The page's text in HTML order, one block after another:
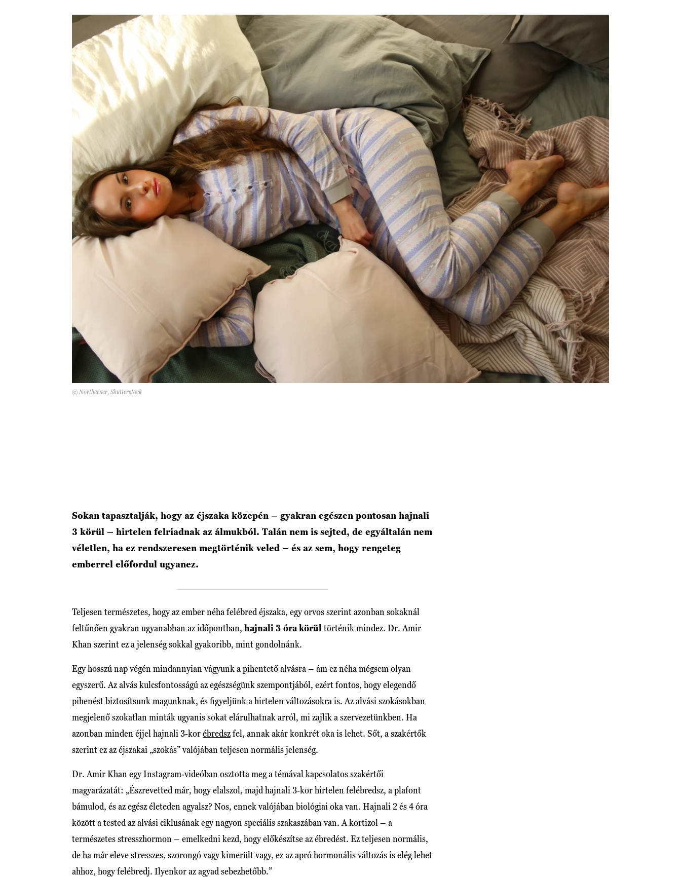
© Northerner, Shutterstock
Sokan tapasztalják, hogy az éjszaka közepén – gyakran egészen pontosan hajnali
3 körül – hirtelen felriadnak az álmukból. Talán nem is sejted, de egyáltalán nem
véletlen, ha ez rendszeresen megtörténik veled – és az sem, hogy rengeteg
emberrel előfordul ugyanez.
Teljesen természetes, hogy az ember néha felébred éjszaka, egy orvos szerint azonban sokaknál
feltűnően gyakran ugyanabban az időpontban, hajnali 3 óra körül történik mindez. Dr. Amir
Khan szerint ez a jelenség sokkal gyakoribb, mint gondolnánk.
Egy hosszú nap végén mindannyian vágyunk a pihentető alvásra – ám ez néha mégsem olyan
egyszerű. Az alvás kulcsfontosságú az egészségünk szempontjából, ezért fontos, hogy elegendő
pihenést biztosítsunk magunknak, és figyeljünk a hirtelen változásokra is. Az alvási szokásokban
megjelenő szokatlan minták ugyanis sokat elárulhatnak arról, mi zajlik a szervezetünkben. Ha
azonban minden éjjel hajnali 3-korébredszfel, annak akár konkrét oka is lehet. Sőt, a szakértők
szerint ez az éjszakai „szokás” valójában teljesen normális jelenség.
Dr. Amir Khan egy Instagram-videóban osztotta meg a témával kapcsolatos szakértői
magyarázatát: „Észrevetted már, hogy elalszol, majd hajnali 3-kor hirtelen felébredsz, a plafont
bámulod, és az egész életeden agyalsz? Nos, ennek valójában biológiai oka van. Hajnali 2 és 4 óra
között a tested az alvási ciklusának egy nagyon speciális szakaszában van. A kortizol – a
természetes stresszhormon – emelkedni kezd, hogy előkészítse az ébredést. Ez teljesen normális,
de ha már eleve stresszes, szorongó vagy kimerült vagy, ez az apró hormonális változás is elég lehet
ahhoz, hogy felébredj. Ilyenkor az agyad sebezhetőbb.”